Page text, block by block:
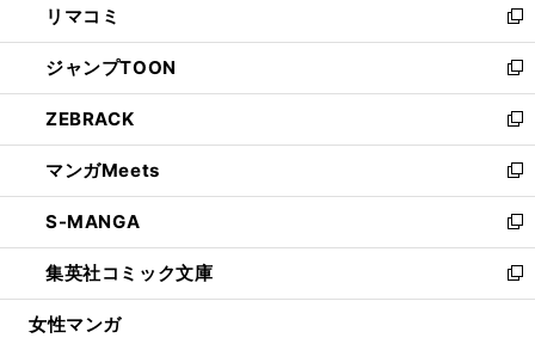
で
開
く
ド
ウ
で
開
く
ィ
ン
ド
ウ
で
開
く
い
ウ
ィ
ン
ド
ウ
で
開
く
リマコミ
新
し
い
ウ
ィ
ン
ド
ウ
で
開
く
ジャンプTOON
新
し
い
ウ
ィ
ン
ド
ウ
で
開
ZEBRACK
新
し
い
ウ
ィ
ン
ド
ウ
マンガMeets
新
し
い
ウ
ィ
ン
S-MANGA
新
し
い
ウ
集英社コミック文庫
新
し
女性マンガ